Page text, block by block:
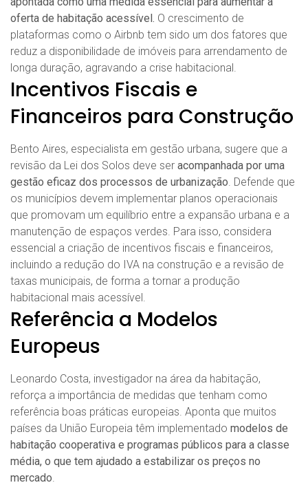
oferta de habitação acessível. O crescimento de
plataformas como o Airbnb tem sido um dos fatores que
reduz a disponibilidade de imóveis para arrendamento de
longa duração, agravando a crise habitacional.
Incentivos Fiscais e
Financeiros para Construção
Bento Aires, especialista em gestão urbana, sugere que a
revisão da Lei dos Solos deve ser acompanhada por uma
gestão eficaz dos processos de urbanização . Defende que
os municípios devem implementar planos operacionais
que promovam um equilíbrio entre a expansão urbana e a
manutenção de espaços verdes. Para isso, considera
essencial a criação de incentivos fiscais e financeiros,
incluindo a redução do IVA na construção e a revisão de
taxas municipais, de forma a tornar a produção
habitacional mais acessível.
Referência a Modelos
Europeus
Leonardo Costa, investigador na área da habitação,
reforça a importância de medidas que tenham como
referência boas práticas europeias. Aponta que muitos
países da União Europeia têm implementado modelos de
habitação cooperativa e programas públicos para a classe
média, o que tem ajudado a estabilizar os preços no
mercado